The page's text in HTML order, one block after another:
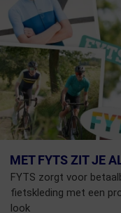
MET FYTS ZIT JE
FYTS zorgt voor
fietskleding met een
look